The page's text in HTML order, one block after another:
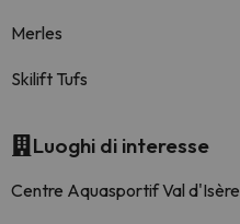
Merles
Skilift Tufs
Luoghi di interesse
Centre Aquasportif Val d'Isère